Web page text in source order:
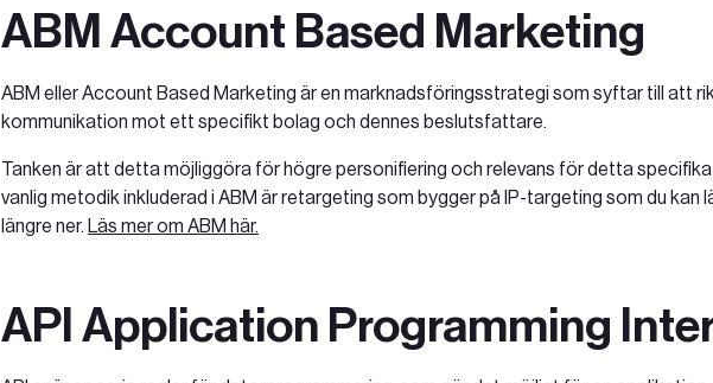
ABM Account Based Marketing
ABM eller Account Based Marketing är en marknadsföringsstrategi som syftar till att
kommunikation mot ett specifikt bolag och dennes beslutsfattare.
Tanken är att detta möjliggöra för högre personifiering och relevans för detta
vanlig metodik inkluderad i ABM är retargeting som bygger på IP-targeting som du kan
längre ner.‍ Läs mer om ABM här.
API Application Programming